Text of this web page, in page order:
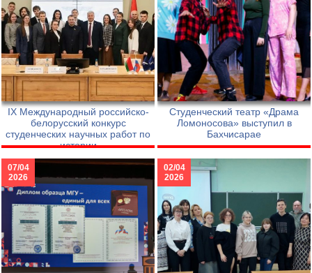
IХ Международный российско-
белорусский конкурс
студенческих научных работ по
истории
Студенческий театр «Драма
Ломоносова» выступил в
Бахчисарае
07/04
2026
02/04
2026